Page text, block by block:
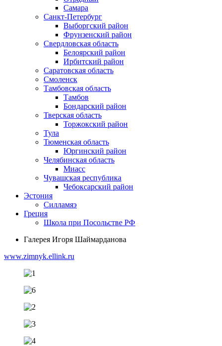
Самара
Санкт-Петербург
Выборгский район
Фрунзенский район
Свердловская область
Белоярский район
Ирбитский район
Саратовская область
Смоленск
Тамбовская область
Тамбов
Бондарский район
Тверская область
Торжокский район
Тула
Тюменская область
Юргинский район
Челябинская область
Миасс
Чувашская республика
Чебоксарский район
Эстония
Силламяэ
Греция
Школа при Посольстве РФ
Галерея Игоря Шаймарданова
www.zimnyk.ellink.ru